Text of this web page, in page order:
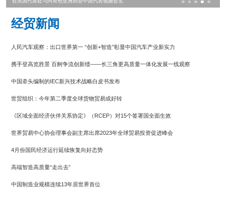
经贸新闻
人民汽车观察：出口世界第一 “创新+智造”彰显中国汽车产业新实力
携手登高览胜景 百舸争流创新绩——长三角更高质量一体化发展一线观察
中国牵头编制的IEC新兴技术战略白皮书发布
世贸组织：今年第二季度全球货物贸易或好转
《区域全面经济伙伴关系协定》（RCEP）对15个签署国全面生效
世界贸易中心协会理事会副主席出席2023年全球贸易投资促进峰会
4月份国民经济运行延续恢复向好态势
高端智造高质量“走出去”
中国制造业规模连续13年居世界首位